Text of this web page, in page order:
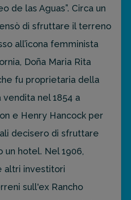
de las Aguas”. Circa un
di sfruttare il terreno
all’icona femminista
Doña Maria Rita
fu proprietaria della
vendita nel 1854 a
e Henry Hancock per
decisero di sfruttare
un hotel. Nel 1906,
altri investitori
sull'ex Rancho